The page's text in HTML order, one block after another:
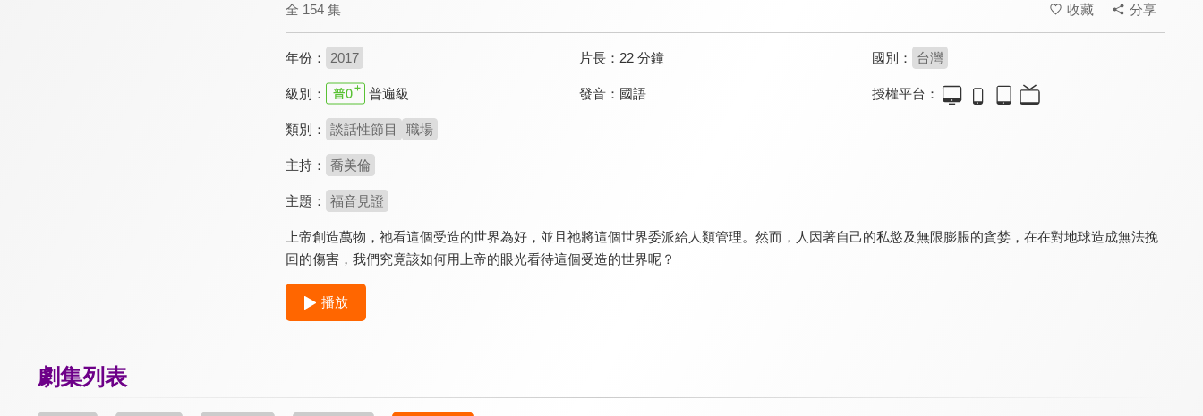
全 154 集 收藏 分享
年份： 2017 片長： 22 分鐘 國別： 台灣
級別： 普遍級 發音： 國語 授權平台：
類別： 談話性節目 職場
主持： 喬美倫
主題： 福音見證
上帝創造萬物，祂看這個受造的世界為好，並且祂將這個世界委派給人類管理。然而，人因著自己的私慾及無限膨脹的貪婪，在在對地球造成無法挽
回的傷害，我們究竟該如何用上帝的眼光看待這個受造的世界呢？
播放
劇集列表